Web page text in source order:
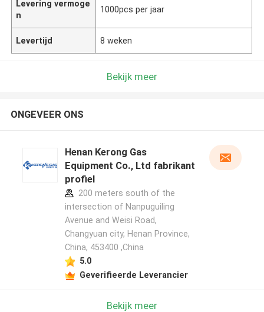
Levering vermoge
n
1000pcs per jaar
Levertijd 8 weken
Bekijk meer
ONGEVEER ONS
Henan Kerong Gas
Equipment Co., Ltd fabrikant
profiel
200 meters south of the
intersection of Nanpuguiling
Avenue and Weisi Road,
Changyuan city, Henan Province,
China, 453400 ,China
5.0
Geverifieerde Leverancier
Bekijk meer